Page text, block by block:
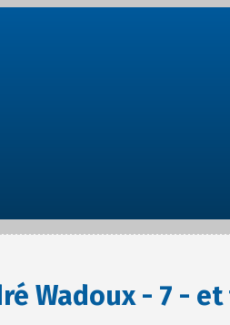
Wadoux - 7 - et